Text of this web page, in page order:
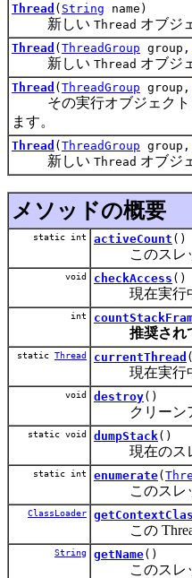
Thread ( String name)
新しい Thread オブジ
Thread ( ThreadGroup group,
新しい Thread オブジ
Thread ( ThreadGroup group,
その実行オブジェクト
ます。
Thread ( ThreadGroup group,
新しい Thread オブジ
メソッドの概要
static int activeCount ()
このスレッ
void checkAccess ()
現在実行中
int
推奨され
static Thread currentThread
現在実行中
void destroy()
クリーンア
static void dumpStack()
現在のスレ
static int enumerate(
このスレッ
ClassLoader
この Thread
String getName()
このスレッ